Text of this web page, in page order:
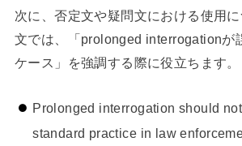
次に、否定文や疑問文における使用
文では、「prolonged interrogationが
ケース」を強調する際に役立ちます。
Prolonged interrogation should
standard practice in law